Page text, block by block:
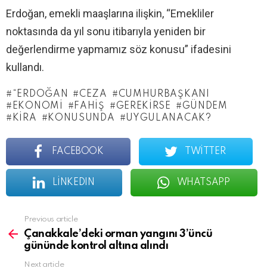
Erdoğan, emekli maaşlarına ilişkin, “Emekliler
noktasında da yıl sonu itibarıyla yeniden bir
değerlendirme yapmamız söz konusu” ifadesini
kullandı.
“ERDOĞAN CEZA
CUMHURBAŞKANI
EKONOMI
FAHIŞ GEREKIRSE
GÜNDEM
KIRA
KONUSUNDA UYGULANACAK?
FACEBOOK TWITTER
LINKEDIN WHATSAPP
more
Previous article
Çanakkale’deki orman yangını 3’üncü
gününde kontrol altına alındı
Next article